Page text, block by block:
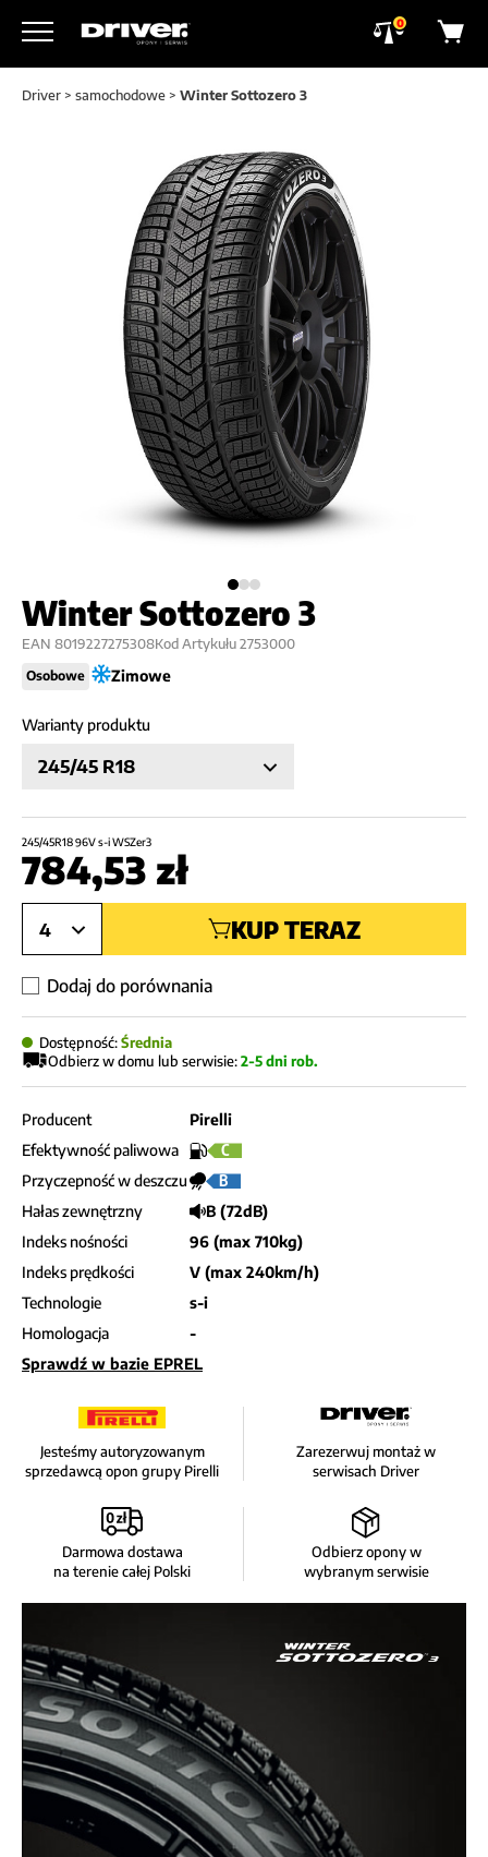
0
Driver > samochodowe > Winter Sottozero 3
Winter Sottozero 3
EAN 8019227275308Kod Artykułu 2753000
Osobowe
Zimowe
Warianty produktu
245/45 R18
245/45R18 96V s-i WSZer3
784,53 zł
4 KUP TERAZ
Dodaj do porównania
Dostępność:Średnia
Odbierz w domu lub serwisie:2-5 dni rob.
Producent
Pirelli
Efektywność paliwowa
C
Przyczepność w deszczu B
Hałas zewnętrzny
B (72dB)
Indeks nośności
96 (max 710kg)
Indeks prędkości
V (max 240km/h)
Technologie
s-i
Homologacja
-
Sprawdź w bazie EPREL
Jesteśmy autoryzowanym
sprzedawcą opon grupy Pirelli
Zarezerwuj montaż w
serwisach Driver
Darmowa dostawa
na terenie całej Polski
Odbierz opony w
wybranym serwisie